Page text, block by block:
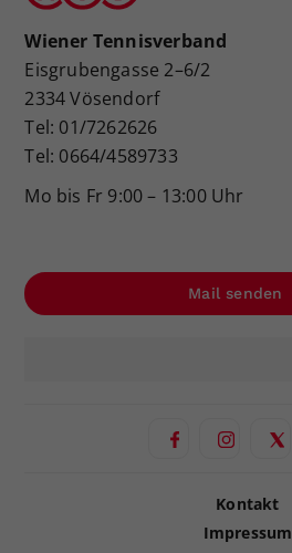
Wiener Tennisverband
Eisgrubengasse 2–6/2
2334 Vösendorf
Tel: 01/7262626
Tel: 0664/4589733
Mo bis Fr 9:00 – 13:00 Uhr
Mail senden
Kontakt
Impressum